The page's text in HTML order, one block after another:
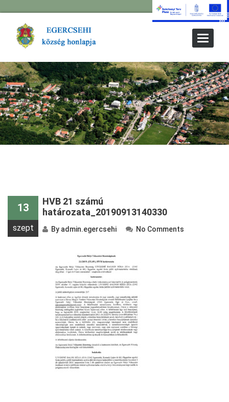
Toggle
13
szept
HVB 21 számú
határozata_20190913140330
By admin.egercsehi No Comments